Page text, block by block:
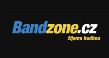
Bandzone.cz
žijeme hudbou